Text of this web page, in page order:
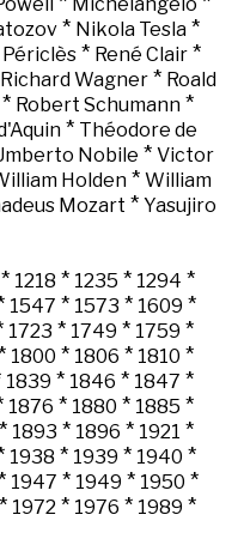
* Nikola Tesla *
Périclès* René Clair*
Richard Wagner* Roald
Robert Schumann*
* Théodore de
Nobile * Victor
Holden* William
Mozart * Yasujiro
* 1218 * 1235 * 1294 *
1547 * 1573 * 1609 *
1723 * 1749 * 1759 *
1800 * 1806 * 1810 *
1839 * 1846 * 1847 *
1876 * 1880 * 1885 *
* 1893 * 1896 * 1921 *
1938 * 1939 * 1940 *
1947 * 1949 * 1950 *
* 1972 * 1976 * 1989 *